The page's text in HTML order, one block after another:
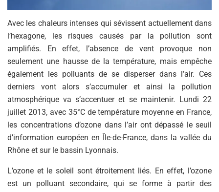
Avec les chaleurs intenses qui sévissent actuellement dans
l’hexagone, les risques causés par la pollution sont
amplifiés. En effet, l’absence de vent provoque non
seulement une hausse de la température, mais empêche
également les polluants de se disperser dans l’air. Ces
derniers vont alors s’accumuler et ainsi la pollution
atmosphérique va s’accentuer et se maintenir. Lundi 22
juillet 2013, avec 35°C de température moyenne en France,
les concentrations d’ozone dans l’air ont dépassé le seuil
d’information européen en Île-de-France, dans la vallée du
Rhône et sur le bassin Lyonnais.
L’ozone et le soleil sont étroitement liés. En effet, l’ozone
est un polluant secondaire, qui se forme à partir des